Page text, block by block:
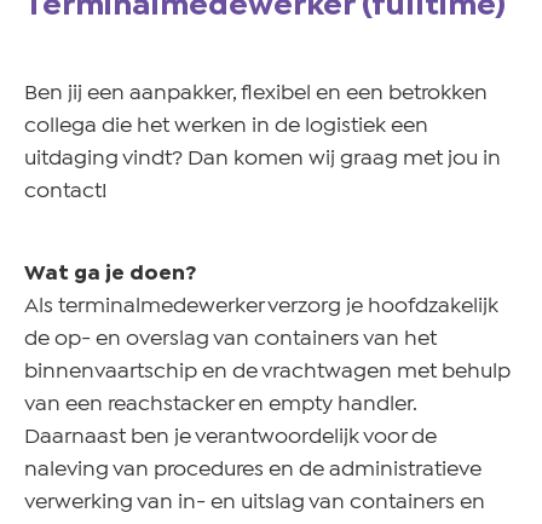
Terminalmedewerker (fulltime)
Ben jij een aanpakker, flexibel en een betrokken
collega die het werken in de logistiek een
uitdaging vindt? Dan komen wij graag met jou in
contact!
Wat ga je doen?
Als terminalmedewerker verzorg je hoofdzakelijk
de op- en overslag van containers van het
binnenvaartschip en de vrachtwagen met behulp
van een reachstacker en empty handler.
Daarnaast ben je verantwoordelijk voor de
naleving van procedures en de administratieve
verwerking van in- en uitslag van containers en